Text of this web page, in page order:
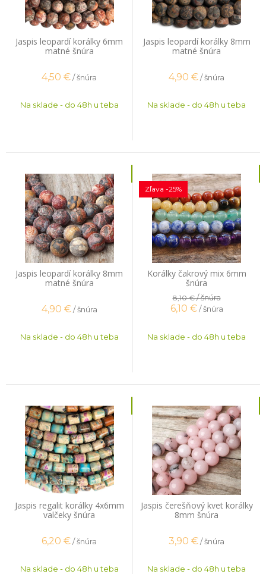
Jaspis leopardí korálky 6mm
matné šnúra
4,50 €/ šnúra
Na sklade - do 48h u teba
Jaspis leopardí korálky 8mm
matné šnúra
4,90 €/ šnúra
Na sklade - do 48h u teba
Jaspis leopardí korálky 8mm
matné šnúra
4,90 € / šnúra
Na sklade - do 48h u teba
Korálky čakrový mix 6mm
šnúra
Zľava -25%
8,10 €/ šnúra
6,10 € / šnúra
Na sklade - do 48h u teba
Jaspis regalit korálky 4x6mm
valčeky šnúra
6,20 €/ šnúra
Na sklade - do 48h u teba
Jaspis čerešňový kvet korálky
8mm šnúra
3,90 €/ šnúra
Na sklade - do 48h u teba